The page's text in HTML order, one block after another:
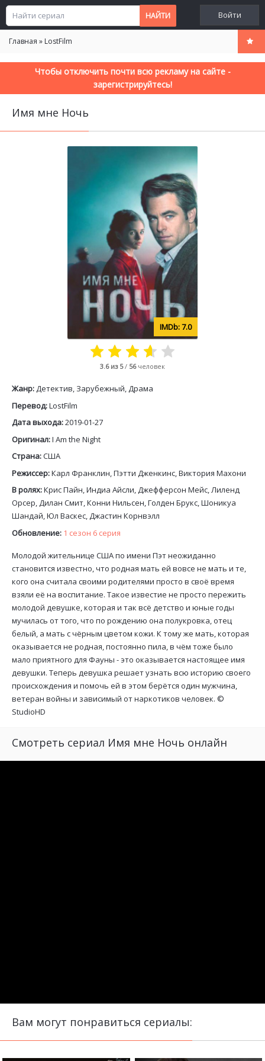
Войти
Главная » LostFilm
Чтобы отключить почти всю рекламу на сайте -
зарегистрируйтесь!
Имя мне Ночь
7.0
3.6из 5/ 56 человек
Жанр:Детектив, Зарубежный, Драма
Перевод:LostFilm
Дата выхода:2019-01-27
Оригинал:I Am the Night
Страна:США
Режиссер:Карл Франклин, Пэтти Дженкинс, Виктория Махони
В ролях:Крис Пайн, Индиа Айсли, Джефферсон Мейс, Лиленд
Орсер, Дилан Смит, Конни Нильсен, Голден Брукс, Шоникуа
Шандай, Юл Васкес, Джастин Корнвэлл
Обновление: 1 сезон 6 серия
Молодой жительнице США по имени Пэт неожиданно
становится известно, что родная мать ей вовсе не мать и те,
кого она считала своими родителями просто в своё время
взяли её на воспитание. Такое известие не просто пережить
молодой девушке, которая и так всё детство и юные годы
мучилась от того, что по рождению она полукровка, отец
белый, а мать с чёрным цветом кожи. К тому же мать, которая
оказывается не родная, постоянно пила, в чём тоже было
мало приятного для Фауны - это оказывается настоящее имя
девушки. Теперь девушка решает узнать всю историю своего
происхождения и помочь ей в этом берётся один мужчина,
ветеран войны и зависимый от наркотиков человек. ©
StudioHD
Смотреть сериал Имя мне Ночь онлайн
Вам могут понравиться сериалы: